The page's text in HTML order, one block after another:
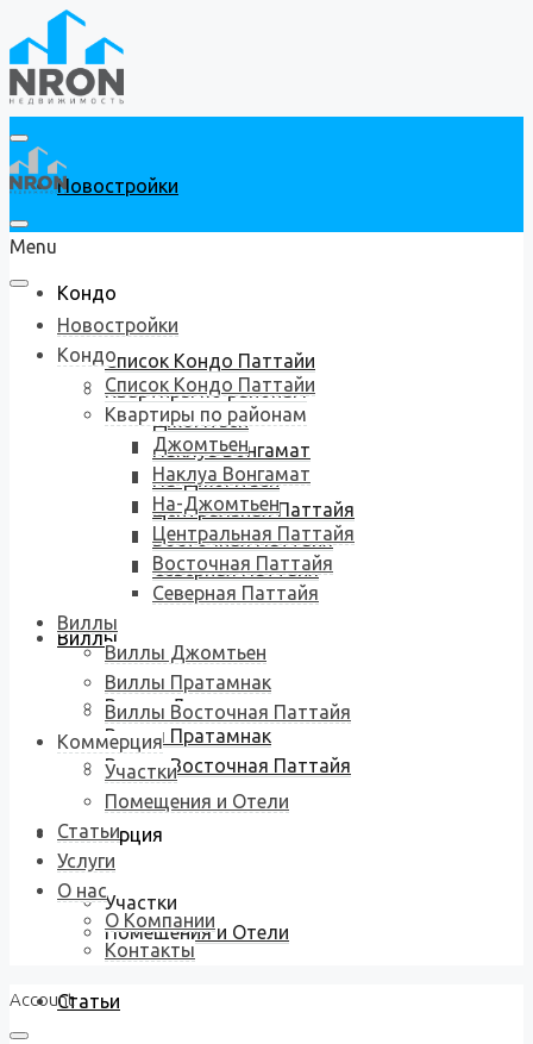
Новостройки
Кондо
Список Кондо Паттайи
Квартиры по районам
Джомтьен
Наклуа Вонгамат
На-Джомтьен
Центральная Паттайя
Восточная Паттайя
Северная Паттайя
Виллы
Виллы Джомтьен
Виллы Пратамнак
Виллы Восточная Паттайя
Коммерция
Участки
Помещения и Отели
Статьи
Menu
Новостройки
Кондо
Список Кондо Паттайи
Квартиры по районам
Джомтьен
Наклуа Вонгамат
На-Джомтьен
Центральная Паттайя
Восточная Паттайя
Северная Паттайя
Виллы
Виллы Джомтьен
Виллы Пратамнак
Виллы Восточная Паттайя
Коммерция
Участки
Помещения и Отели
Статьи
Услуги
О нас
О Компании
Контакты
Account